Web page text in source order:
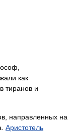
как
тиранов и
направленных на
Аристотель